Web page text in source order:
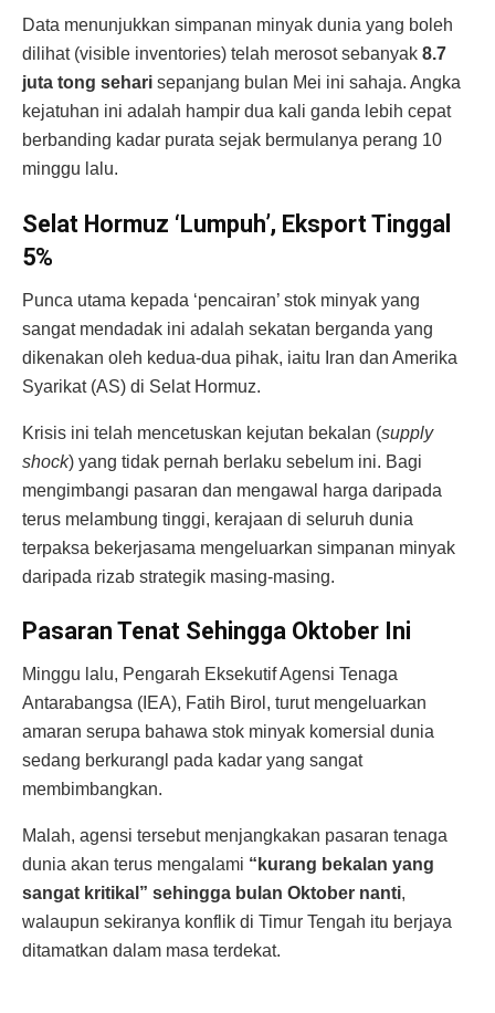
Data menunjukkan simpanan minyak dunia yang boleh
dilihat (visible inventories) telah merosot sebanyak 8.7
juta tong sehari sepanjang bulan Mei ini sahaja. Angka
kejatuhan ini adalah hampir dua kali ganda lebih cepat
berbanding kadar purata sejak bermulanya perang 10
minggu lalu.
Selat Hormuz ‘Lumpuh’, Eksport Tinggal
5%
Punca utama kepada ‘pencairan’ stok minyak yang
sangat mendadak ini adalah sekatan berganda yang
dikenakan oleh kedua-dua pihak, iaitu Iran dan Amerika
Syarikat (AS) di Selat Hormuz.
Krisis ini telah mencetuskan kejutan bekalan (supply
shock) yang tidak pernah berlaku sebelum ini. Bagi
mengimbangi pasaran dan mengawal harga daripada
terus melambung tinggi, kerajaan di seluruh dunia
terpaksa bekerjasama mengeluarkan simpanan minyak
daripada rizab strategik masing-masing.
Pasaran Tenat Sehingga Oktober Ini
Minggu lalu, Pengarah Eksekutif Agensi Tenaga
Antarabangsa (IEA), Fatih Birol, turut mengeluarkan
amaran serupa bahawa stok minyak komersial dunia
sedang berkurangl pada kadar yang sangat
membimbangkan.
Malah, agensi tersebut menjangkakan pasaran tenaga
dunia akan terus mengalami “kurang bekalan yang
sangat kritikal” sehingga bulan Oktober nanti,
walaupun sekiranya konflik di Timur Tengah itu berjaya
ditamatkan dalam masa terdekat.